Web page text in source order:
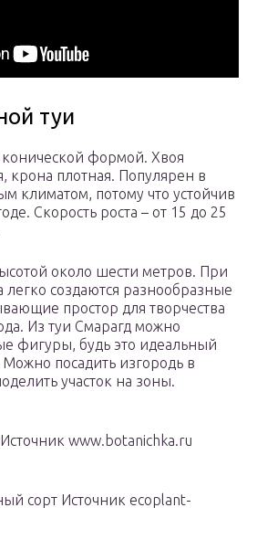
туи
конической формой. Хвоя
крона плотная. Популярен в
климатом, потому что устойчив
Скорость роста – от 15 до 25
около шести метров. При
легко создаются разнообразные
простор для творчества
Из туи Смарагд можно
фигуры, будь это идеальный
посадить изгородь в
участок на зоны.
www.botanichka.ru
сорт Источник ecoplant-